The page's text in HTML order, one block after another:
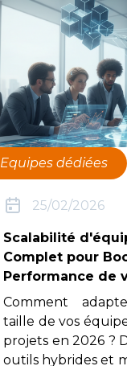
Equipes dédiées
25/02/2026
Scalabilité
Complet pour
Performance de
Comment
taille de vos
projets en 2026 ?
outils hybrides et